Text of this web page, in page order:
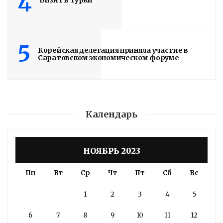
5
Корейская делегация приняла участие в
Саратовском экономическом форуме
Календарь
НОЯБРЬ 2023
Пн Вт Ср Чт Пт Сб Вс
1 2 3 4 5
6 7 8 9 10 11 12